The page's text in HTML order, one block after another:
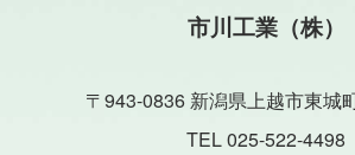
市川工業（株）
〒943-0836 新潟県上越市東城
TEL 025-522-4498